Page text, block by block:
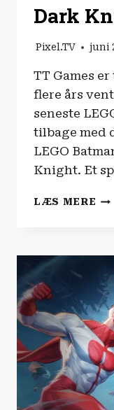
Dark
Pixel.TV juni
TT Games
flere års
seneste
tilbage med
LEGO
Knight. Et
LÆS MERE
OF